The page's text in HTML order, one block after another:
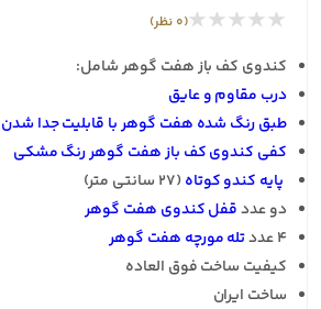
★★★★★(0 نظر)
کندوی کف باز هفت گوهر شامل:
درب مقاوم و عایق
طبق رنگ شده هفت گوهر با قابلیت جدا شدن
کفی کندوی کف باز هفت گوهر رنگ مشکی
پایه کندو کوتاه(27 سانتی متر)
دو عددقفل کندوی هفت گوهر
4 عدد
تله مورچه هفت گوهر
کیفیت ساخت فوق العاده
ساخت ایران